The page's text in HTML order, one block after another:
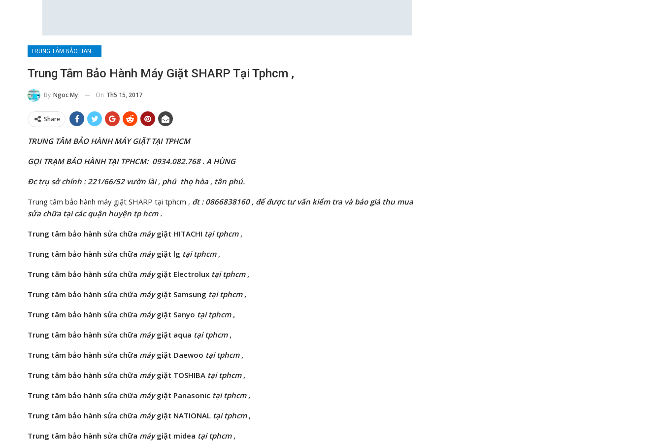
Trung Tâm Bảo Hành Máy Giặt SHARP Tại Tphcm ,
By Ngoc My On Th5 15, 2017
Share
TRUNG TÂM BẢO HÀNH MÁY GIẶT TẠI TPHCM
GỌI TRẠM BẢO HÀNH TẠI TPHCM:0934.082.768 . A HÙNG
Đc trụ sở chính : 221/66/52 vườn lài, phú thọ hòa , tân phú.
Trung tâm bảo hành máy giặt SHARP tại tphcm , đt : 0866838160 , để được tư vấn kiểm tra và báo giá thu mua
sửa chữa tại các quận huyện tp hcm .
Trung tâm bảo hành sửa chữa máygiặt HITACHI tại tphcm,
Trung tâm bảo hành sửa chữa máygiặt lg tại tphcm,
Trung tâm bảo hành sửa chữa máygiặt Electrolux tại tphcm,
Trung tâm bảo hành sửa chữa máygiặt Samsung tại tphcm,
Trung tâm bảo hành sửa chữa máygiặt Sanyo tại tphcm,
Trung tâm bảo hành sửa chữa máygiặt aqua tại tphcm,
Trung tâm bảo hành sửa chữa máygiặt Daewoo tại tphcm,
Trung tâm bảo hành sửa chữa máygiặt TOSHIBA tại tphcm,
Trung tâm bảo hành sửa chữa máygiặt Panasonic tại tphcm,
Trung tâm bảo hành sửa chữa máygiặt NATIONAL tại tphcm,
Trung tâm bảo hành sửa chữa máygiặt midea tại tphcm,